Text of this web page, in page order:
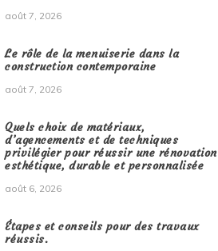
août 7, 2026
Le rôle de la menuiserie dans la
construction contemporaine
août 7, 2026
Quels choix de matériaux,
d’agencements et de techniques
privilégier pour réussir une rénovation
esthétique, durable et personnalisée
août 6, 2026
Étapes et conseils pour des travaux
réussis.